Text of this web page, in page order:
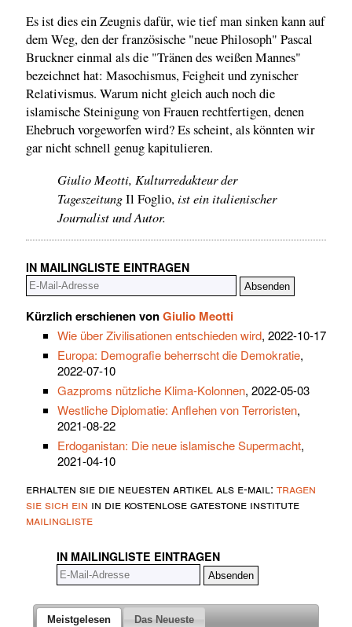
Es ist dies ein Zeugnis dafür, wie tief man sinken kann auf
dem Weg, den der französische "neue Philosoph" Pascal
Bruckner einmal als die "Tränen des weißen Mannes"
bezeichnet hat: Masochismus, Feigheit und zynischer
Relativismus. Warum nicht gleich auch noch die
islamische Steinigung von Frauen rechtfertigen, denen
Ehebruch vorgeworfen wird? Es scheint, als könnten wir
gar nicht schnell genug kapitulieren.
Giulio Meotti, Kulturredakteur der
TageszeitungIl Foglio,ist ein italienischer
Journalist und Autor.
IN MAILINGLISTE EINTRAGEN
Kürzlich erschienen vonGiulio Meotti
Wie über Zivilisationen entschieden wird, 2022-10-17
Europa: Demografie beherrscht die Demokratie,
2022-07-10
Gazproms nützliche Klima-Kolonnen, 2022-05-03
Westliche Diplomatie: Anflehen von Terroristen,
2021-08-22
Erdoganistan: Die neue islamische Supermacht,
2021-04-10
erhalten sie die neuesten artikel als e-mail: tragen
sie sich ein in die kostenlose gatestone institute
mailingliste
IN MAILINGLISTE EINTRAGEN
Meistgelesen Das Neueste